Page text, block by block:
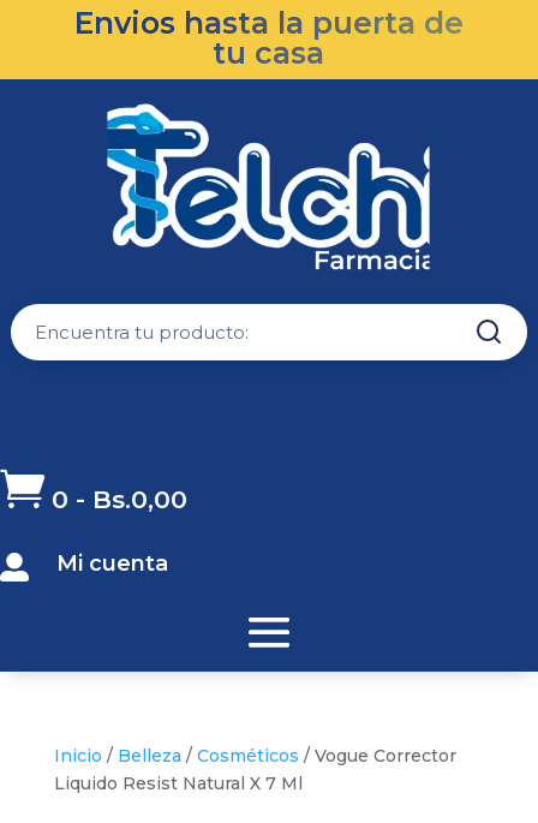
Envios hasta la puerta de
tu casa
 0 - Bs.0,00
 Mi cuenta
Inicio / Belleza / Cosméticos / Vogue Corrector
Liquido Resist Natural X 7 Ml